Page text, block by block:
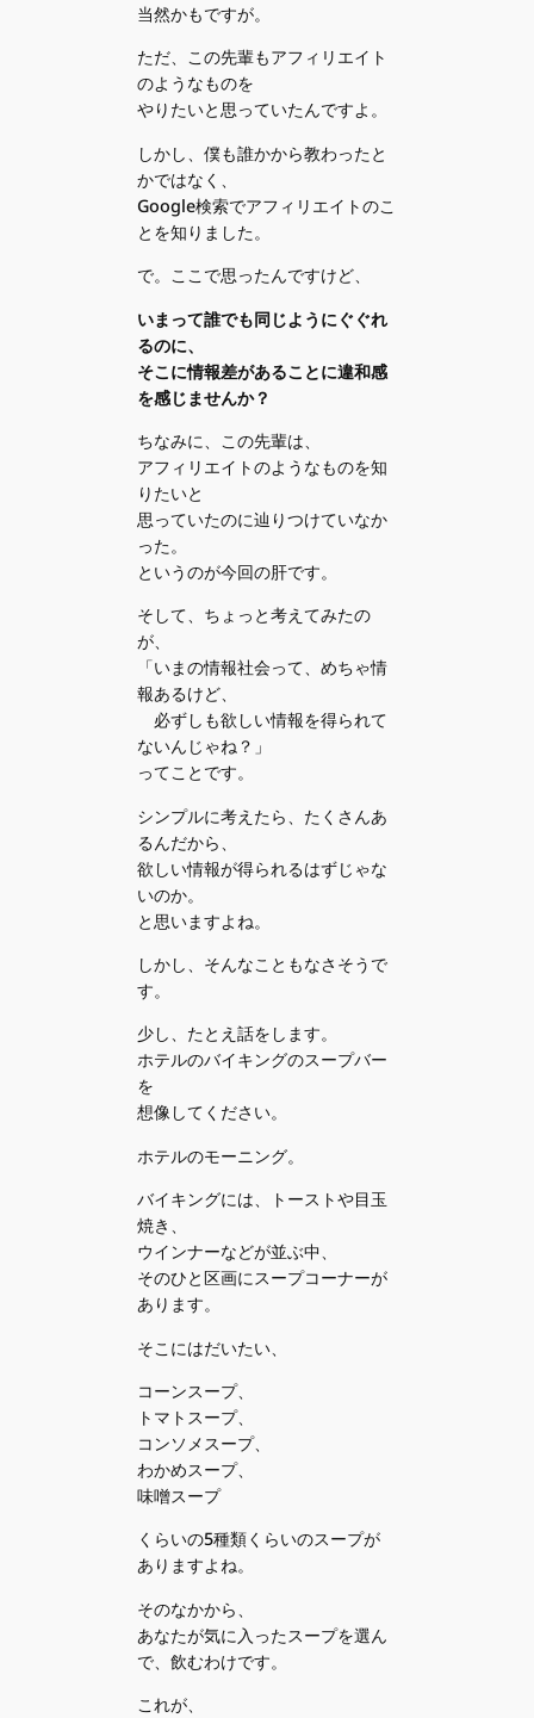
当然かもですが。
ただ、この先輩もアフィリエイト
のようなものを
やりたいと思っていたんですよ。
しかし、僕も誰かから教わったと
かではなく、
Google検索でアフィリエイトのこ
とを知りました。
で。ここで思ったんですけど、
いまって誰でも同じようにぐぐれ
るのに、
そこに情報差があることに違和感
を感じませんか？
ちなみに、この先輩は、
アフィリエイトのようなものを知
りたいと
思っていたのに辿りつけていなか
った。
というのが今回の肝です。
そして、ちょっと考えてみたの
が、
「いまの情報社会って、めちゃ情
報あるけど、
必ずしも欲しい情報を得られて
ないんじゃね？」
ってことです。
シンプルに考えたら、たくさんあ
るんだから、
欲しい情報が得られるはずじゃな
いのか。
と思いますよね。
しかし、そんなこともなさそうで
す。
少し、たとえ話をします。
ホテルのバイキングのスープバー
を
想像してください。
ホテルのモーニング。
バイキングには、トーストや目玉
焼き、
ウインナーなどが並ぶ中、
そのひと区画にスープコーナーが
あります。
そこにはだいたい、
コーンスープ、
トマトスープ、
コンソメスープ、
わかめスープ、
味噌スープ
くらいの5種類くらいのスープが
ありますよね。
そのなかから、
あなたが気に入ったスープを選ん
で、飲むわけです。
これが、